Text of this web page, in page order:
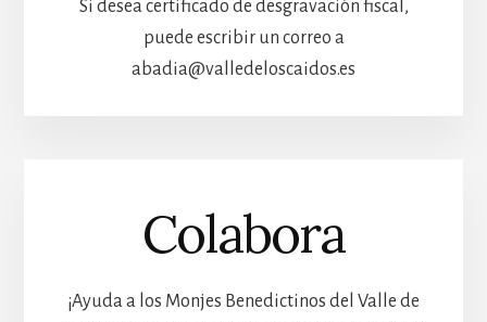
Si desea certificado de desgravación fiscal,
puede escribir un correo a
abadia@valledeloscaidos.es
Colabora
¡Ayuda a los Monjes Benedictinos del Valle de